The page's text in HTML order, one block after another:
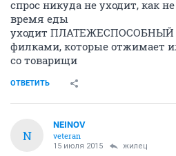
спрос никуда не уходит, как
время еды
уходит ПЛАТЕЖЕСПОСОБНЫЙ
филками, которые отжимает
со товарищи
ОТВЕТИТЬ
N
NEINOV
veteran
15 июля 2015 жилец